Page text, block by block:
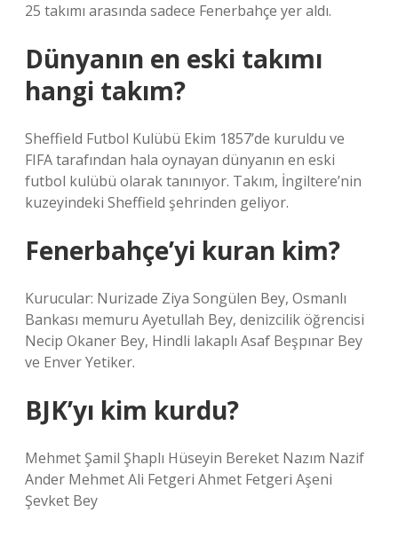
25 takımı arasında sadece Fenerbahçe yer aldı.
Dünyanın en eski takımı
hangi takım?
Sheffield Futbol Kulübü Ekim 1857’de kuruldu ve
FIFA tarafından hala oynayan dünyanın en eski
futbol kulübü olarak tanınıyor. Takım, İngiltere’nin
kuzeyindeki Sheffield şehrinden geliyor.
Fenerbahçe’yi kuran kim?
Kurucular: Nurizade Ziya Songülen Bey, Osmanlı
Bankası memuru Ayetullah Bey, denizcilik öğrencisi
Necip Okaner Bey, Hindli lakaplı Asaf Beşpınar Bey
ve Enver Yetiker.
BJK’yı kim kurdu?
Mehmet Şamil Şhaplı Hüseyin Bereket Nazım Nazif
Ander Mehmet Ali Fetgeri Ahmet Fetgeri Aşeni
Şevket Bey